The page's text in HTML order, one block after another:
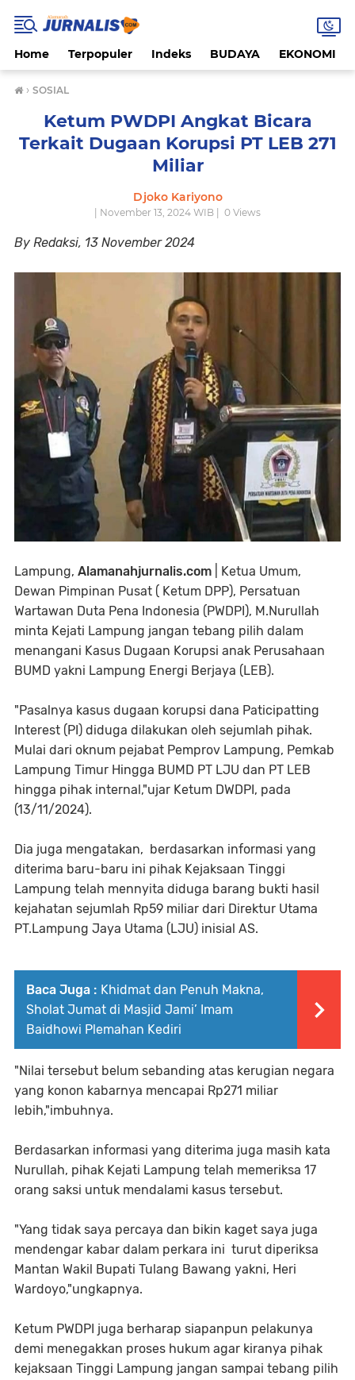
Home Terpopuler Indeks BUDAYA EKONOMI
› SOSIAL
Ketum PWDPI Angkat Bicara
Terkait Dugaan Korupsi PT LEB 271
Miliar
Djoko Kariyono
| November 13, 2024 WIB | 0 Views
By Redaksi, 13 November 2024
Lampung, Alamanahjurnalis.com | Ketua Umum,
Dewan Pimpinan Pusat ( Ketum DPP), Persatuan
Wartawan Duta Pena Indonesia (PWDPI), M.Nurullah
minta Kejati Lampung jangan tebang pilih dalam
menangani Kasus Dugaan Korupsi anak Perusahaan
BUMD yakni Lampung Energi Berjaya (LEB).
"Pasalnya kasus dugaan korupsi dana Paticipatting
Interest (PI) diduga dilakukan oleh sejumlah pihak.
Mulai dari oknum pejabat Pemprov Lampung, Pemkab
Lampung Timur Hingga BUMD PT LJU dan PT LEB
hingga pihak internal,"ujar Ketum DWDPI, pada
(13/11/2024).
Dia juga mengatakan, berdasarkan informasi yang
diterima baru-baru ini pihak Kejaksaan Tinggi
Lampung telah mennyita diduga barang bukti hasil
kejahatan sejumlah Rp59 miliar dari Direktur Utama
PT.Lampung Jaya Utama (LJU) inisial AS.
Baca Juga : Khidmat dan Penuh Makna,
Sholat Jumat di Masjid Jami’ Imam
Baidhowi Plemahan Kediri
"Nilai tersebut belum sebanding atas kerugian negara
yang konon kabarnya mencapai Rp271 miliar
lebih,"imbuhnya.
Berdasarkan informasi yang diterima juga masih kata
Nurullah, pihak Kejati Lampung telah memeriksa 17
orang saksi untuk mendalami kasus tersebut.
"Yang tidak saya percaya dan bikin kaget saya juga
mendengar kabar dalam perkara ini turut diperiksa
Mantan Wakil Bupati Tulang Bawang yakni, Heri
Wardoyo,"ungkapnya.
Ketum PWDPI juga berharap siapanpun pelakunya
demi menegakkan proses hukum agar kiranya pihak
kejaksaan Tinggi Lampung jangan sampai tebang pilih